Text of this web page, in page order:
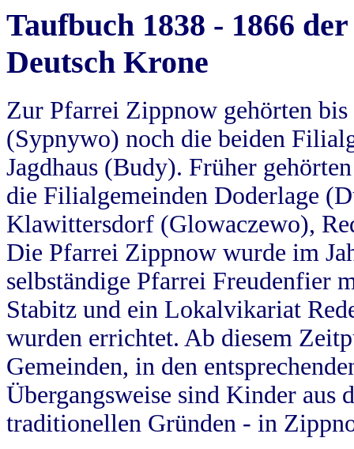
Taufbuch 1838 - 1866
Deutsch Krone
Zur Pfarrei Zippnow gehörten
(Sypnywo) noch die beiden
Jagdhaus (Budy). Früher
die Filialgemeinden Doderlage
Klawittersdorf (Glowaczewo),
Die Pfarrei Zippnow wurde im
selbständige Pfarrei Freudenfier
Stabitz und ein Lokalvikariat
wurden errichtet. Ab diesem
Gemeinden, in den
Übergangsweise sind Kinder aus
traditionellen Gründen - in